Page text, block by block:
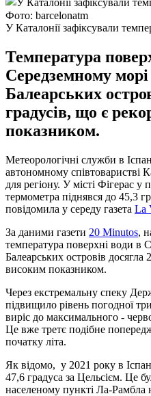
Фото: barcelonatm
У Каталонії зафіксували
Температура
Середземному морі
Балеарських
градусів, що є
показником.
Метеорологічні служби в
автономному співтоваристві
для регіону. У місті Фігерас
термометра піднявся до 45,3
повідомила у середу газета La
За даними газети 20 Minutos,
температура поверхні води в
Балеарських островів досягла
високим показником.
Через екстремальну спеку
підвищило рівень погодної
виріс до максимального -
Це вже третє подібне
початку літа.
Як відомо, у 2021 року в
47,6 градуса за Цельсієм. Це
населеному пункті Ла-Рамбла